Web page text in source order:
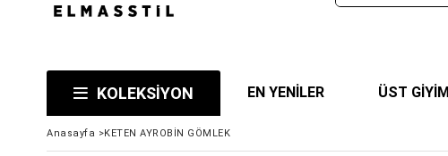
KOLEKSİYON EN YENİLER ÜST GİYİM
Anasayfa >KETEN AYROBİN GÖMLEK